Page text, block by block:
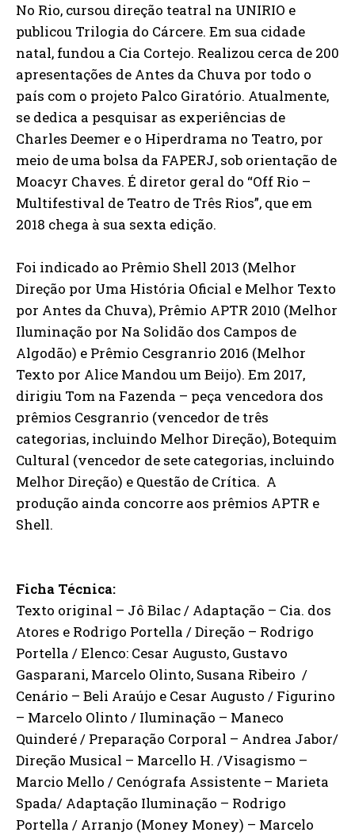
No Rio, cursou direção teatral na UNIRIO e
publicou Trilogia do Cárcere. Em sua cidade
natal, fundou a Cia Cortejo. Realizou cerca de 200
apresentações de Antes da Chuva por todo o
país com o projeto Palco Giratório. Atualmente,
se dedica a pesquisar as experiências de
Charles Deemer e o Hiperdrama no Teatro, por
meio de uma bolsa da FAPERJ, sob orientação de
Moacyr Chaves. É diretor geral do “Off Rio –
Multifestival de Teatro de Três Rios”, que em
2018 chega à sua sexta edição.
Foi indicado ao Prêmio Shell 2013 (Melhor
Direção por Uma História Oficial e Melhor Texto
por Antes da Chuva), Prêmio APTR 2010 (Melhor
Iluminação por Na Solidão dos Campos de
Algodão) e Prêmio Cesgranrio 2016 (Melhor
Texto por Alice Mandou um Beijo). Em 2017,
dirigiu Tom na Fazenda – peça vencedora dos
prêmios Cesgranrio (vencedor de três
categorias, incluindo Melhor Direção), Botequim
Cultural (vencedor de sete categorias, incluindo
Melhor Direção) e Questão de Crítica. A
produção ainda concorre aos prêmios APTR e
Shell.
Ficha Técnica:
Texto original – Jô Bilac / Adaptação – Cia. dos
Atores e Rodrigo Portella / Direção – Rodrigo
Portella / Elenco: Cesar Augusto, Gustavo
Gasparani, Marcelo Olinto, Susana Ribeiro /
Cenário – Beli Araújo e Cesar Augusto / Figurino
– Marcelo Olinto / Iluminação – Maneco
Quinderé / Preparação Corporal – Andrea Jabor/
Direção Musical – Marcello H. /Visagismo –
Marcio Mello / Cenógrafa Assistente – Marieta
Spada/ Adaptação Iluminação – Rodrigo
Portella / Arranjo (Money Money) – Marcelo